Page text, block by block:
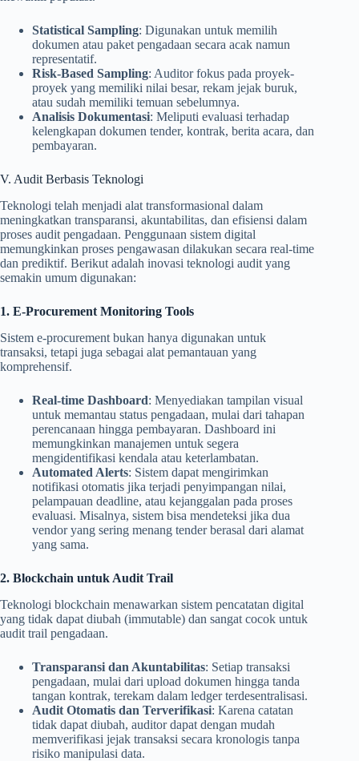
Statistical Sampling: Digunakan untuk memilih
dokumen atau paket pengadaan secara acak namun
representatif.
Risk-Based Sampling: Auditor fokus pada proyek-
proyek yang memiliki nilai besar, rekam jejak buruk,
atau sudah memiliki temuan sebelumnya.
Analisis Dokumentasi: Meliputi evaluasi terhadap
kelengkapan dokumen tender, kontrak, berita acara, dan
pembayaran.
V. Audit Berbasis Teknologi
Teknologi telah menjadi alat transformasional dalam
meningkatkan transparansi, akuntabilitas, dan efisiensi dalam
proses audit pengadaan. Penggunaan sistem digital
memungkinkan proses pengawasan dilakukan secara real-time
dan prediktif. Berikut adalah inovasi teknologi audit yang
semakin umum digunakan:
1. E-Procurement Monitoring Tools
Sistem e-procurement bukan hanya digunakan untuk
transaksi, tetapi juga sebagai alat pemantauan yang
komprehensif.
Real-time Dashboard: Menyediakan tampilan visual
untuk memantau status pengadaan, mulai dari tahapan
perencanaan hingga pembayaran. Dashboard ini
memungkinkan manajemen untuk segera
mengidentifikasi kendala atau keterlambatan.
Automated Alerts: Sistem dapat mengirimkan
notifikasi otomatis jika terjadi penyimpangan nilai,
pelampauan deadline, atau kejanggalan pada proses
evaluasi. Misalnya, sistem bisa mendeteksi jika dua
vendor yang sering menang tender berasal dari alamat
yang sama.
2. Blockchain untuk Audit Trail
Teknologi blockchain menawarkan sistem pencatatan digital
yang tidak dapat diubah (immutable) dan sangat cocok untuk
audit trail pengadaan.
Transparansi dan Akuntabilitas: Setiap transaksi
pengadaan, mulai dari upload dokumen hingga tanda
tangan kontrak, terekam dalam ledger terdesentralisasi.
Audit Otomatis dan Terverifikasi: Karena catatan
tidak dapat diubah, auditor dapat dengan mudah
memverifikasi jejak transaksi secara kronologis tanpa
risiko manipulasi data.